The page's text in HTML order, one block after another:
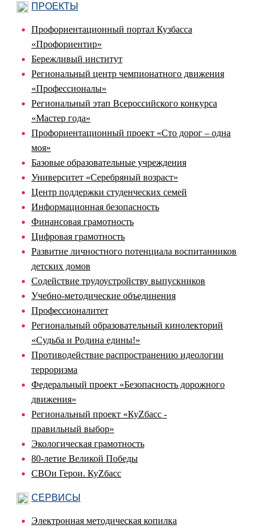
ПРОЕКТЫ
Профориентационный портал Кузбасса
«Профориентир»
Бережливый институт
Региональный центр чемпионатного движения
«Профессионалы»
Региональный этап Всероссийского конкурса
«Мастер года»
Профориентационный проект «Сто дорог – одна
моя»
Базовые образовательные учреждения
Университет «Серебряный возраст»
Центр поддержки студенческих семей
Информационная безопасность
Финансовая грамотность
Цифровая грамотность
Развитие личностного потенциала воспитанников
детских домов
Содействие трудоустройству выпускников
Учебно-методические объединения
Профессионалитет
Региональный образовательный кинолекторий
«Судьба и Родина едины!»
Противодействие распространению идеологии
терроризма
Федеральный проект «Безопасность дорожного
движения»
Региональный проект «КуZбасс -
правильный выбор»
Экологическая грамотность
80-летие Великой Победы
СВОи Герои. КуZбасс
СЕРВИСЫ
Электронная методическая копилка